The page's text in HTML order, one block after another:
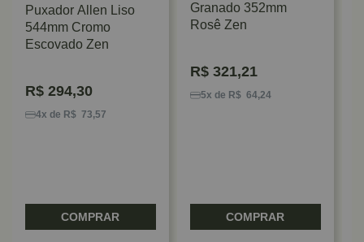
Puxador Allen Liso
544mm Cromo
Escovado Zen
R$ 294,30
4x de R$ 73,57
COMPRAR
Granado 352mm
Rosê Zen
R$ 321,21
5x de R$ 64,24
COMPRAR